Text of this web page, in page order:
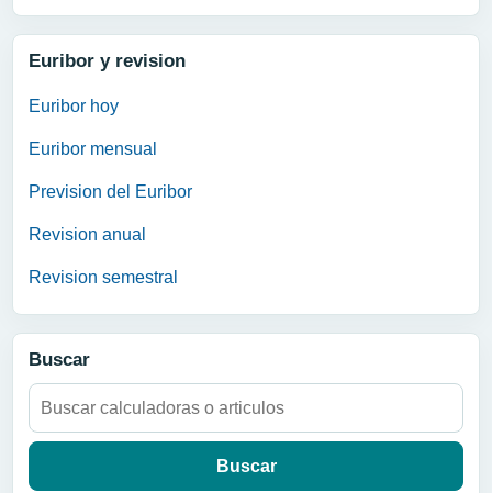
Euribor y revision
Euribor hoy
Euribor mensual
Prevision del Euribor
Revision anual
Revision semestral
Buscar
Buscar: